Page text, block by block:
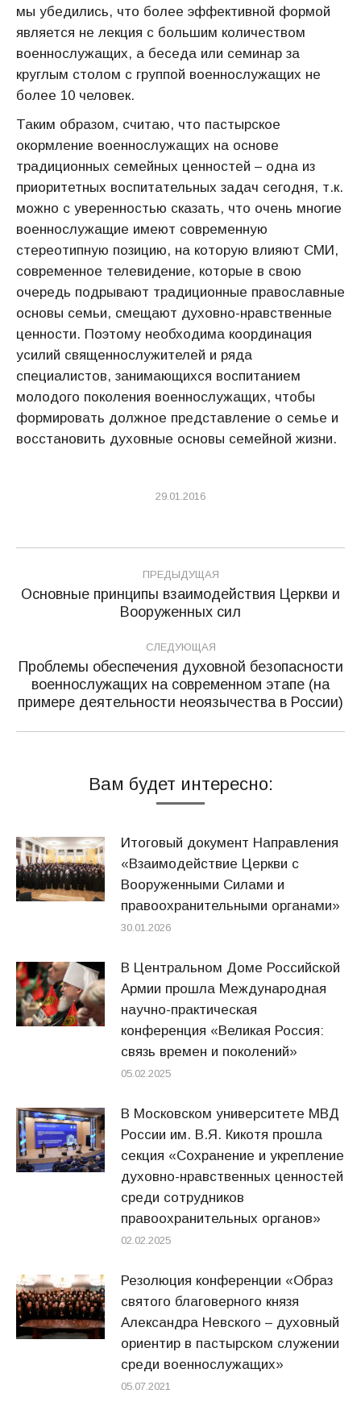
мы убедились, что более эффективной формой
является не лекция с большим количеством
военнослужащих, а беседа или семинар за
круглым столом с группой военнослужащих не
более 10 человек.
Таким образом, считаю, что пастырское
окормление военнослужащих на основе
традиционных семейных ценностей – одна из
приоритетных воспитательных задач сегодня, т.к.
можно с уверенностью сказать, что очень многие
военнослужащие имеют современную
стереотипную позицию, на которую влияют СМИ,
современное телевидение, которые в свою
очередь подрывают традиционные православные
основы семьи, смещают духовно-нравственные
ценности. Поэтому необходима координация
усилий священнослужителей и ряда
специалистов, занимающихся воспитанием
молодого поколения военнослужащих, чтобы
формировать должное представление о семье и
восстановить духовные основы семейной жизни.
29.01.2016
Навигация
по
ПРЕДЫДУЩАЯ
Предыдущая
Основные принципы взаимодействия Церкви и
Вооруженных сил
СЛЕДУЮЩАЯ
Следующая
запись:
Проблемы обеспечения духовной безопасности
военнослужащих на современном этапе (на
примере деятельности неоязычества в России)
Вам будет интересно:
Итоговый документ Направления
«Взаимодействие Церкви с
Вооруженными Силами и
правоохранительными органами»
30.01.2026
В Центральном Доме Российской
Армии прошла Международная
научно-практическая
конференция «Великая Россия:
связь времен и поколений»
05.02.2025
В Московском университете МВД
России им. В.Я. Кикотя прошла
секция «Сохранение и укрепление
духовно-нравственных ценностей
среди сотрудников
правоохранительных органов»
02.02.2025
Резолюция конференции «Образ
святого благоверного князя
Александра Невского – духовный
ориентир в пастырском служении
среди военнослужащих»
05.07.2021